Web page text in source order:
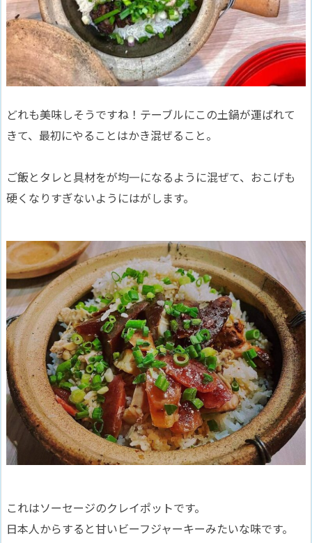
どれも美味しそうですね！テーブルにこの土鍋が運ばれて
きて、最初にやることはかき混ぜること。
ご飯とタレと具材をが均一になるように混ぜて、おこげも
硬くなりすぎないようにはがします。
これはソーセージのクレイポットです。
日本人からすると甘いビーフジャーキーみたいな味です。